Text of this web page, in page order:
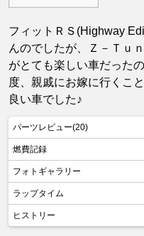
フィットＲＳ(Highway
んのでしたが、Ｚ－Ｔｕ
がとても楽しい車だった
度、親戚にお嫁に行くこ
良い車でした♪
パーツレビュー(20)
燃費記録
フォトギャラリー
ラップタイム
ヒストリー